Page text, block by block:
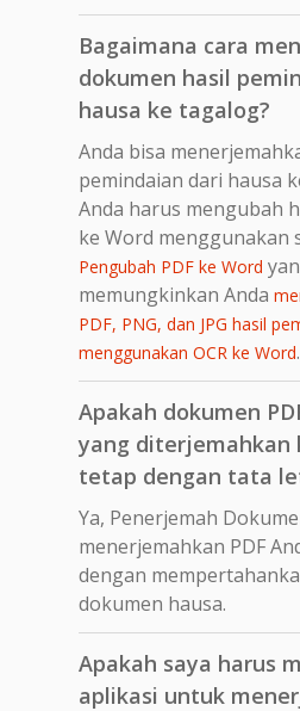
Bagaimana cara
dokumen hasil
hausa ke tagalog?
Anda bisa
pemindaian dari hausa
Anda harus mengubah
ke Word menggunakan
Pengubah PDF ke Word
memungkinkan Anda
PDF, PNG, dan JPG hasil
menggunakan OCR ke Word.
Apakah dokumen
yang diterjemahkan
tetap dengan tata
Ya, Penerjemah
menerjemahkan PDF
dengan
dokumen hausa.
Apakah saya harus
aplikasi untuk